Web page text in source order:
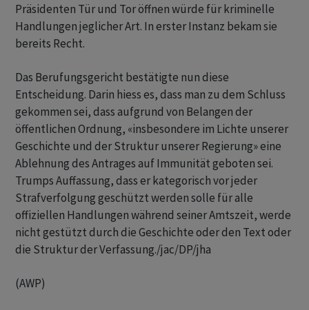
Präsidenten Tür und Tor öffnen würde für kriminelle
Handlungen jeglicher Art. In erster Instanz bekam sie
bereits Recht.
Das Berufungsgericht bestätigte nun diese
Entscheidung. Darin hiess es, dass man zu dem Schluss
gekommen sei, dass aufgrund von Belangen der
öffentlichen Ordnung, «insbesondere im Lichte unserer
Geschichte und der Struktur unserer Regierung» eine
Ablehnung des Antrages auf Immunität geboten sei.
Trumps Auffassung, dass er kategorisch vor jeder
Strafverfolgung geschützt werden solle für alle
offiziellen Handlungen während seiner Amtszeit, werde
nicht gestützt durch die Geschichte oder den Text oder
die Struktur der Verfassung./jac/DP/jha
(AWP)